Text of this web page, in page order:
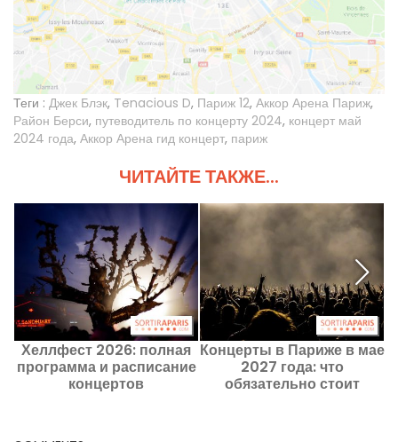
Теги : Джек Блэк, Tenacious D, Париж 12, Аккор Арена Париж,
Район Берси, путеводитель по концерту 2024, концерт май
2024 года, Аккор Арена гид концерт, париж
ЧИТАЙТЕ ТАКЖЕ...
Хеллфест 2026: полная
программа и расписание
концертов
Концерты в Париже в мае
2027 года: что
обязательно стоит